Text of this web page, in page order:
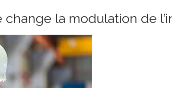
la modulation de